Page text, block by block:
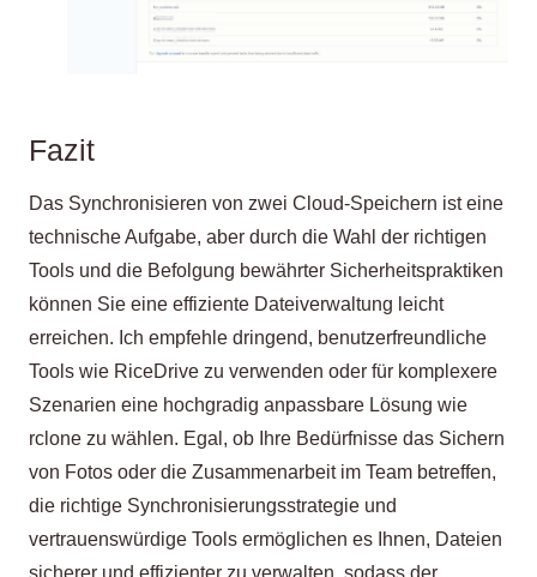
Fazit
Das Synchronisieren von zwei Cloud-Speichern ist eine
technische Aufgabe, aber durch die Wahl der richtigen
Tools und die Befolgung bewährter Sicherheitspraktiken
können Sie eine effiziente Dateiverwaltung leicht
erreichen. Ich empfehle dringend, benutzerfreundliche
Tools wie RiceDrive zu verwenden oder für komplexere
Szenarien eine hochgradig anpassbare Lösung wie
rclone zu wählen. Egal, ob Ihre Bedürfnisse das Sichern
von Fotos oder die Zusammenarbeit im Team betreffen,
die richtige Synchronisierungsstrategie und
vertrauenswürdige Tools ermöglichen es Ihnen, Dateien